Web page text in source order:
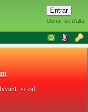
Donar-se d'alta
si cal.